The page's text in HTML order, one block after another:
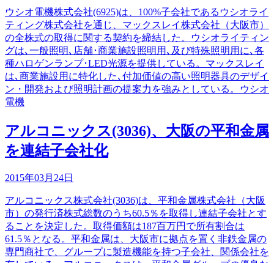
ウシオ電機株式会社(6925)は、100%子会社であるウシオライ
ティング株式会社を通じ、マックスレイ株式会社（大阪市）
の全株式の取得に関する契約を締結した。ウシオライティン
グは､一般照明､店舗･商業施設照明用､及び特殊照明用に､各
種ハロゲンランプ･LED光源を提供している。マックスレイ
は､商業施設用に特化した､付加価値の高い照明器具のデザイ
ン・開発および照明計画の提案力を強みとしている。ウシオ
電機
アルコニックス(3036)、大阪の平和金属
を連結子会社化
2015年03月24日
アルコニックス株式会社(3036)は、平和金属株式会社（大阪
市）の発行済株式総数のうち60.5％を取得し連結子会社とす
ることを決定した。取得価額は187百万円で所有割合は
61.5％となる。平和金属は、大阪市に拠点を置く非鉄金属の
専門商社で、グループに製造機能を持つ子会社、関係会社を